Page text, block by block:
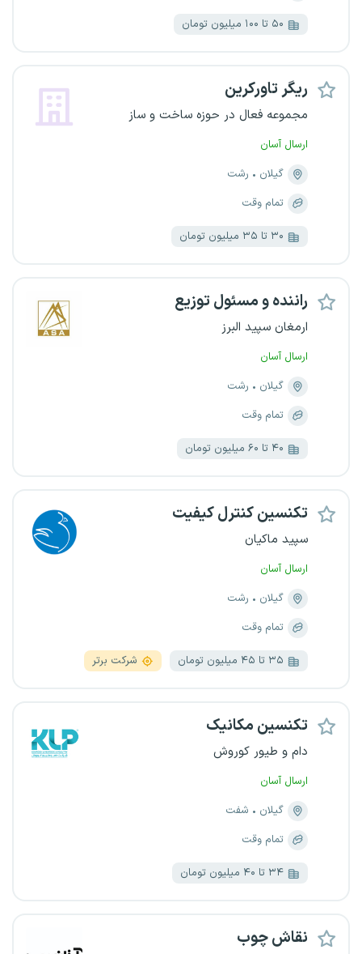
۵۰ تا ۱۰۰ میلیون تومان
ریگر تاورکرین
مجموعه فعال در حوزه ساخت و ساز
ارسال آسان
گیلان
رشت
تمام وقت
۳۰ تا ۳۵ میلیون تومان
راننده و مسئول توزیع
ارمغان سپید البرز
ارسال آسان
گیلان
رشت
تمام وقت
۴۰ تا ۶۰ میلیون تومان
تکنسین کنترل کیفیت
سپید ماکیان
ارسال آسان
گیلان
رشت
تمام وقت
۳۵ تا ۴۵ میلیون تومان شرکت برتر
تکنسین مکانیک
دام و طیور کوروش
ارسال آسان
گیلان
شفت
تمام وقت
۳۴ تا ۴۰ میلیون تومان
نقاش چوب